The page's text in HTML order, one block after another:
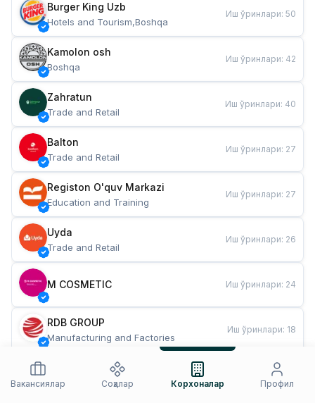
Burger King Uzb
Hotels and Tourism,Boshqa
Иш ўринлари: 50
Kamolon osh
Boshqa
Иш ўринлари: 42
Zahratun
Trade and Retail
Иш ўринлари: 40
Balton
Trade and Retail
Иш ўринлари: 27
Registon O'quv Markazi
Education and Training
Иш ўринлари: 27
Uyda
Trade and Retail
Иш ўринлари: 26
M COSMETIC Иш ўринлари: 24
RDB GROUP
Manufacturing and Factories
Иш ўринлари: 18
Restaurants and Fast Food
Иш ўринлари
Вакансиялар
Соҳалар Корхоналар Профил